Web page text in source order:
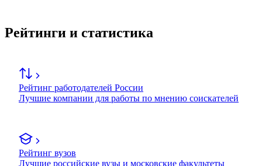
Рейтинги и статистика
Рейтинг работодателей России
Лучшие компании для работы по мнению соискателей
Рейтинг вузов
Лучшие российские вузы и московские факультеты